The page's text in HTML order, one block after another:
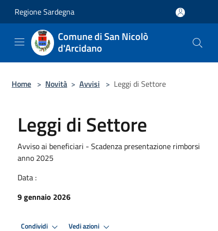
Regione Sardegna
Comune di San Nicolò
d'Arcidano
Home > Novità > Avvisi > Leggi di Settore
Leggi di Settore
Avviso ai beneficiari - Scadenza presentazione rimborsi
anno 2025
Data :
9 gennaio 2026
Condividi Vedi azioni